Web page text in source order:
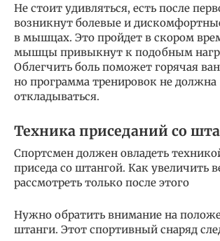
Не стоит удивляться, есть после
возникнут болевые и
в мышцах. Это пройдет в скором
мышцы привыкнут к подобным
Облегчить боль поможет горячая
но программа тренировок не должна
откладываться.
Техника приседаний со
Спортсмен должен овладеть
приседа со штангой. Как увеличить
рассмотреть только после этого
Нужно обратить внимание на
штанги. Этот спортивный снаряд